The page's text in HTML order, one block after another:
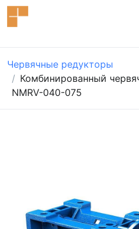
Червячные редукторы
Комбинированный
NMRV-040-075